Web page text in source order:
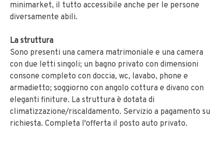
minimarket, il tutto accessibile anche per le persone
diversamente abili.
La struttura
Sono presenti una camera matrimoniale e una camera
con due letti singoli; un bagno privato con dimensioni
consone completo con doccia, wc, lavabo, phone e
armadietto; soggiorno con angolo cottura e divano con
eleganti finiture. La struttura è dotata di
climatizzazione/riscaldamento. Servizio a pagamento su
richiesta. Completa l'offerta il posto auto privato.